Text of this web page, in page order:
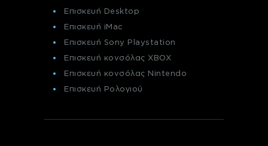
Επισκευή Desktop
Επισκευή iMac
Επισκευή Sony Playstation
Επισκευή κονσόλας XBOX
Επισκευή κονσόλας Nintendo
Επισκευή Ρολογιού